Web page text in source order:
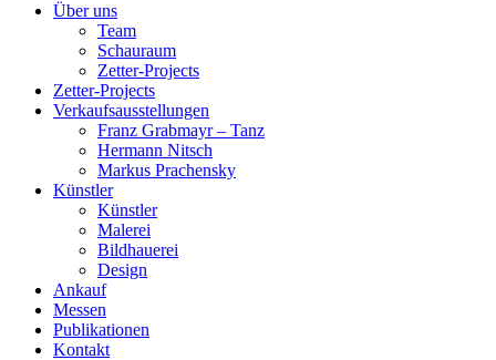
Über uns
Team
Schauraum
Zetter-Projects
Zetter-Projects
Verkaufsausstellungen
Franz Grabmayr – Tanz
Hermann Nitsch
Markus Prachensky
Künstler
Künstler
Malerei
Bildhauerei
Design
Ankauf
Messen
Publikationen
Kontakt